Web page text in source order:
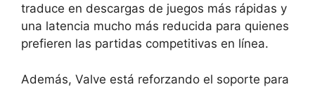
traduce en descargas de juegos más rápidas y
una latencia mucho más reducida para quienes
prefieren las partidas competitivas en línea.
Además, Valve está reforzando el soporte para